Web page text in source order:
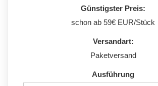
Günstigster Preis:
schon ab 59€ EUR/Stück
Versandart:
Paketversand
Ausführung